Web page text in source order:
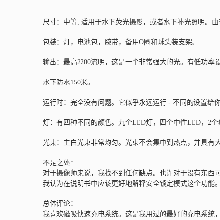
尺寸：中等, 适用于水下荧光摄影，或者水下补光照明。
包装：灯，电池包，腕带，备用O圈和球头装支架。
输出：最高2200流明，这是一个非常强大的光。有低功
水下防水150米。
运行时：完全没有问题。它似乎永远运行 - 不同的设置给
灯：有四种不同的颜色。九个LED灯，四个中性LED，2
光束：主白光束非常均匀。光束不会集中到热点，并具有
不足之处：
对于摄像师来说，我找不到任何缺点。也许对于没有东
我认为在说明书中应该更好地解释安全锁定模式这个功能
总体评论：
我喜欢磁吸快速充电系统。这是我用过的最好的充电系统